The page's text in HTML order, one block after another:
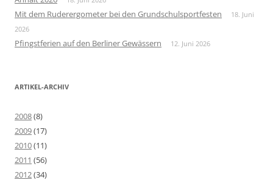
Mit dem Ruderergometer bei den Grundschulsportfesten
18. Juni
2026
Pfingstferien auf den Berliner Gewässern 12. Juni 2026
ARTIKEL-ARCHIV
2008(8)
2009(17)
2010(11)
2011 (56)
2012(34)